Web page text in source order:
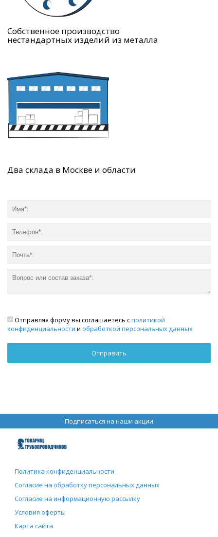
Собственное производство
нестандартных изделий из металла
Два склада в Москве и области
Отправляя форму вы соглашаетесь сполитикой
конфиденциальности и обработкой персональных данных
Подписаться на наши акции
Политика конфиденциальности
Согласие на обработку персональных данных
Согласие на информационную рассылку
Условия оферты
Карта сайта